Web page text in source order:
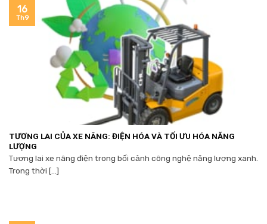
TƯƠNG LAI CỦA XE NÂNG: ĐIỆN HÓA VÀ TỐI ƯU HÓA NĂNG
LƯỢNG
Tương lai xe nâng điện trong bối cảnh công nghệ năng lượng xanh.
Trong thời [...]
16
Th9